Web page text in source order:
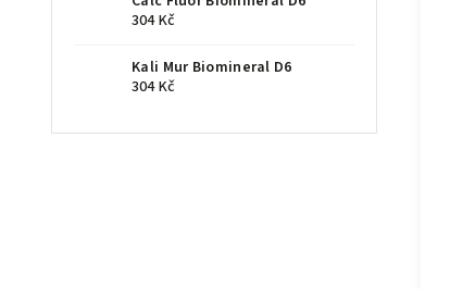
304 Kč
Kali Mur Biomineral D6
304 Kč